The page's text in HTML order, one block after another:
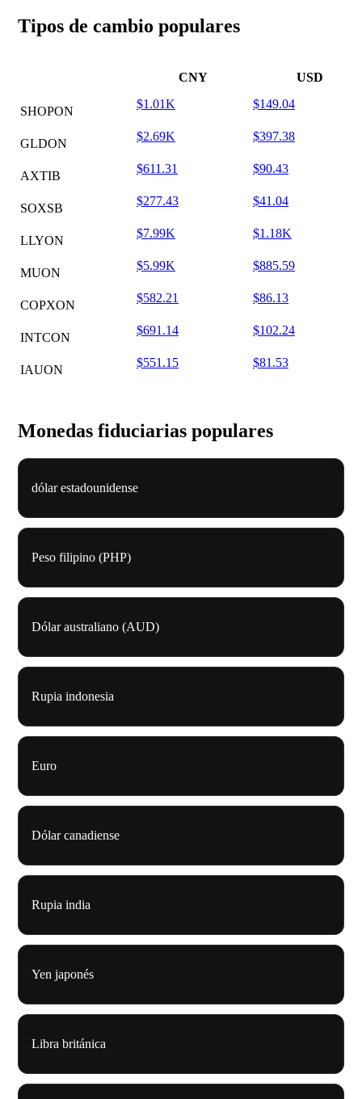
Tipos de cambio populares
CNY USD
SHOPON
$1.01K $149.04
GLDON
$2.69K $397.38
AXTIB
$611.31 $90.43
SOXSB
$277.43 $41.04
LLYON
$7.99K $1.18K
MUON
$5.99K $885.59
COPXON
$582.21 $86.13
INTCON
$691.14 $102.24
IAUON
$551.15 $81.53
Monedas fiduciarias populares
dólar estadounidense
Peso filipino (PHP)
Dólar australiano (AUD)
Rupia indonesia
Euro
Dólar canadiense
Rupia india
Yen japonés
Libra británica